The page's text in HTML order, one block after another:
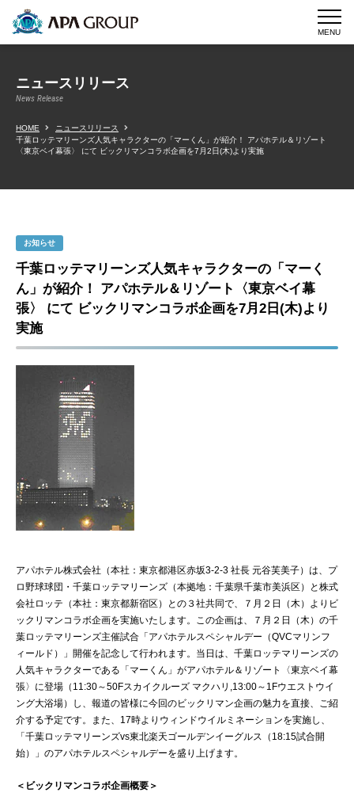
MENU
ニュースリリース
News Release
HOME
ニュースリリース
千葉ロッテマリーンズ人気キャラクターの「マーくん」が紹介！ アパホテル＆リゾート
〈東京ベイ幕張〉 にて ビックリマンコラボ企画を7月2日(木)より実施
お知らせ
千葉ロッテマリーンズ人気キャラクターの「マーく
ん」が紹介！ アパホテル＆リゾート〈東京ベイ幕
張〉 にて ビックリマンコラボ企画を7月2日(木)より
実施
アパホテル株式会社（本社：東京都港区赤坂3-2-3 社長 元谷芙美子）は、プ
ロ野球球団・千葉ロッテマリーンズ（本拠地：千葉県千葉市美浜区）と株式
会社ロッテ（本社：東京都新宿区）との３社共同で、７月２日（木）よりビ
ックリマンコラボ企画を実施いたします。この企画は、７月２日（木）の千
葉ロッテマリーンズ主催試合「アパホテルスペシャルデー（QVCマリンフ
ィールド）」開催を記念して行われます。当日は、千葉ロッテマリーンズの
人気キャラクターである「マーくん」がアパホテル＆リゾート〈東京ベイ幕
張〉に登場（11:30～50Fスカイクルーズ マクハリ,13:00～1Fウエストウイ
ング大浴場）し、報道の皆様に今回のビックリマン企画の魅力を直接、ご紹
介する予定です。また、17時よりウィンドウイルミネーションを実施し、
「千葉ロッテマリーンズvs東北楽天ゴールデンイーグルス（18:15試合開
始）」のアパホテルスペシャルデーを盛り上げます。
＜ビックリマンコラボ企画概要＞